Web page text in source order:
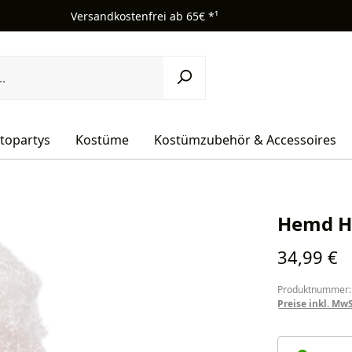
Versandkostenfrei ab 65€ *¹
Kostüme Kostümzubehör & Accessoires
Hemd
Regulärer
34,99 €
Preise inkl.